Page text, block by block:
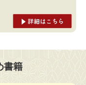
書籍